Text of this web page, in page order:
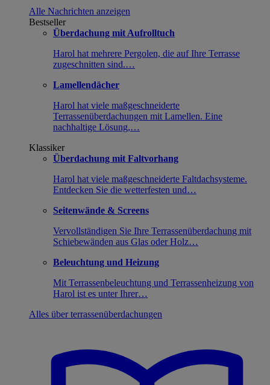
Alle Nachrichten anzeigen
Bestseller
Überdachung mit Aufrolltuch
Harol hat mehrere Pergolen, die auf Ihre Terrasse
zugeschnitten sind.…
Lamellendächer
Harol hat viele maßgeschneiderte
Terrassenüberdachungen mit Lamellen. Eine
nachhaltige Lösung,…
Klassiker
Überdachung mit Faltvorhang
Harol hat viele maßgeschneiderte Faltdachsysteme.
Entdecken Sie die wetterfesten und…
Seitenwände & Screens
Vervollständigen Sie Ihre Terrassenüberdachung mit
Schiebewänden aus Glas oder Holz…
Beleuchtung und Heizung
Mit Terrassenbeleuchtung und Terrassenheizung von
Harol ist es unter Ihrer…
Alles über terrassenüberdachungen